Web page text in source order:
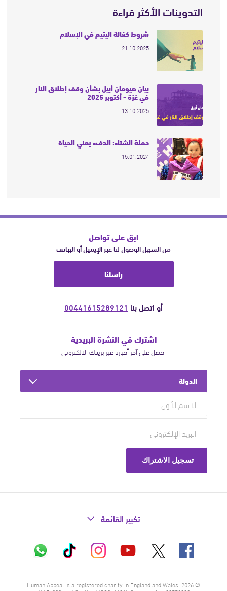
التدوينات الأكثر قراءة
شروط كفالة اليتيم في الإسلام
21.10.2025
بيان هيومان أبيل بشأن وقف إطلاق النار
في غزة - أكتوبر 2025
13.10.2025
حملة الشتاء: الدفء يعني الحياة
15.01.2024
ابق على تواصل
من السهل الوصول لنا عبر الإيميل أو الهاتف
راسلنا
أو اتصل بنا 00441615289121
اشترك في النشرة البريدية
احصل على آخر أخبارنا عبر بريدك الالكتروني
الدولة
تكبير القائمة
فيسبوك يوتيوب إنستاغرام تيك
توك
واتساب
© 2026. Human Appeal is a registered charity in England and Wales